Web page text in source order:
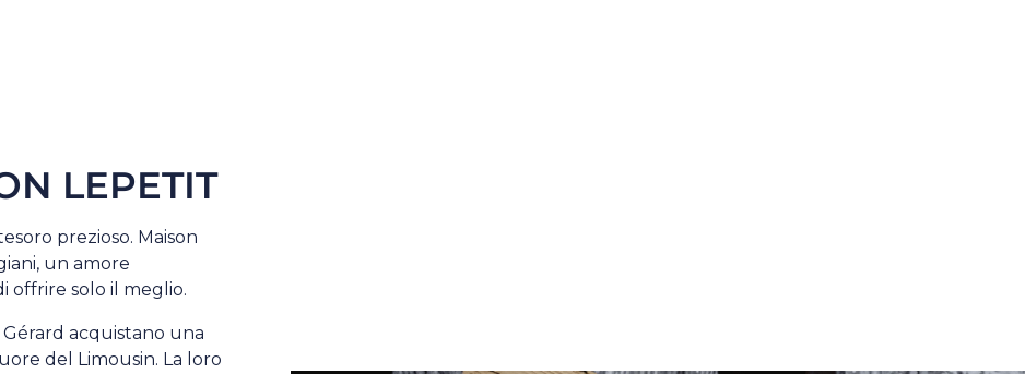
LEPETIT
prezioso. Maison
un amore
offrire solo il meglio.
acquistano una
del Limousin. La loro